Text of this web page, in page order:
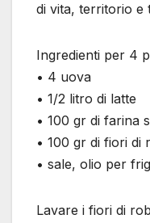
di vita, territorio e
Ingredienti per 4
• 4 uova
• 1/2 litro di latte
• 100 gr di farina
• 100 gr di fiori di
• sale, olio per
Lavare i fiori di